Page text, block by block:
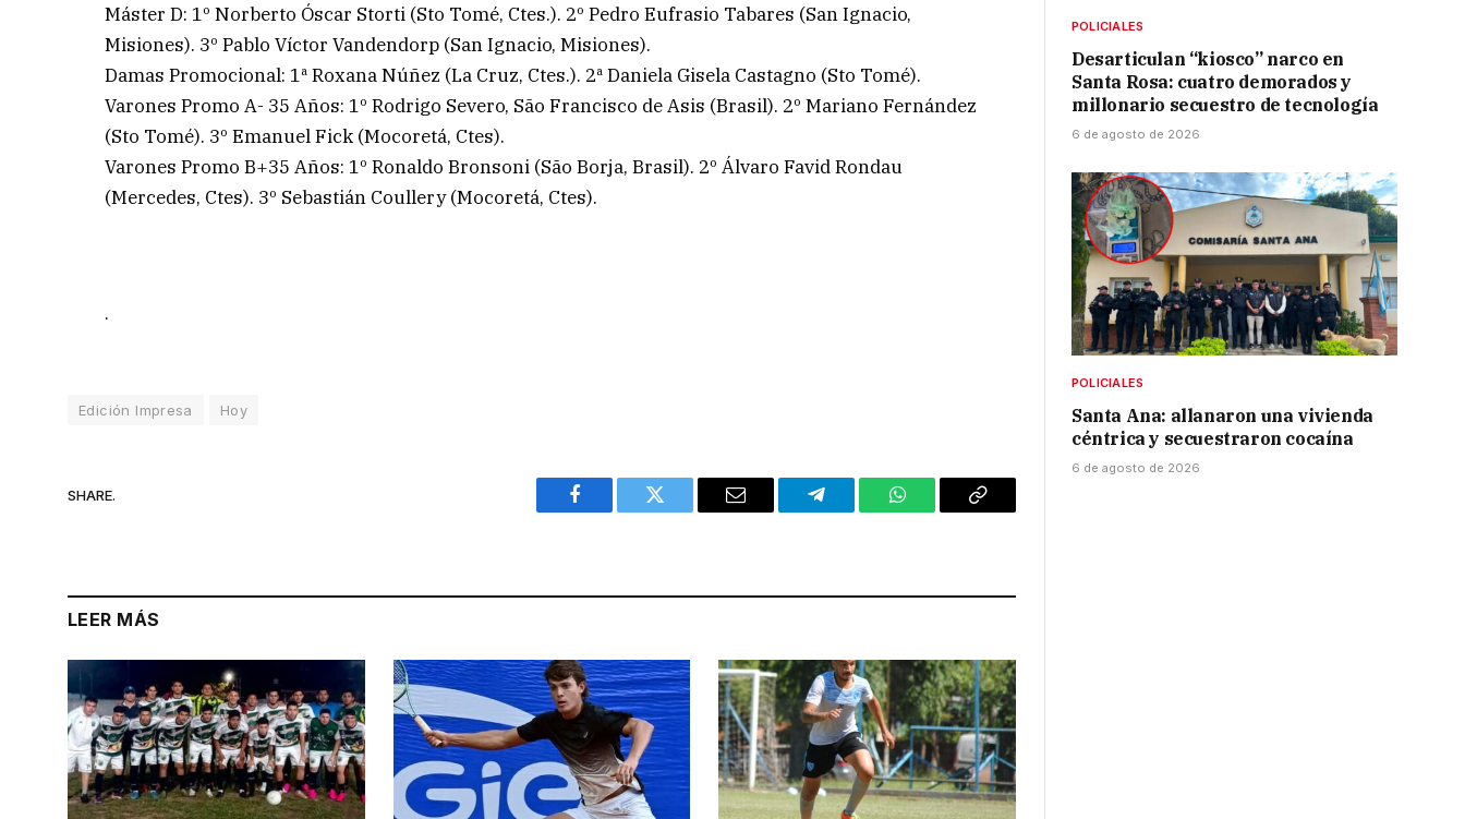
Máster D: 1º Norberto Óscar Storti (Sto Tomé, Ctes.). 2º Pedro Eufrasio Tabares (San Ignacio,
Misiones). 3º Pablo Víctor Vandendorp (San Ignacio, Misiones).
Damas Promocional: 1ª Roxana Núñez (La Cruz, Ctes.). 2ª Daniela Gisela Castagno (Sto Tomé).
Varones Promo A- 35 Años: 1º Rodrigo Severo, São Francisco de Asis (Brasil). 2º Mariano Fernández
(Sto Tomé). 3º Emanuel Fick (Mocoretá, Ctes).
Varones Promo B+35 Años: 1º Ronaldo Bronsoni (São Borja, Brasil). 2º Álvaro Favid Rondau
(Mercedes, Ctes). 3º Sebastián Coullery (Mocoretá, Ctes).
.
Edición Impresa Hoy
SHARE.
Facebook Twitter Email Telegram WhatsAppCopy
LEER MÁS
POLICIALES
Desarticulan “kiosco” narco en
Santa Rosa: cuatro demorados y
millonario secuestro de tecnología
6 de agosto de 2026
POLICIALES
Santa Ana: allanaron una vivienda
céntrica y secuestraron cocaína
6 de agosto de 2026